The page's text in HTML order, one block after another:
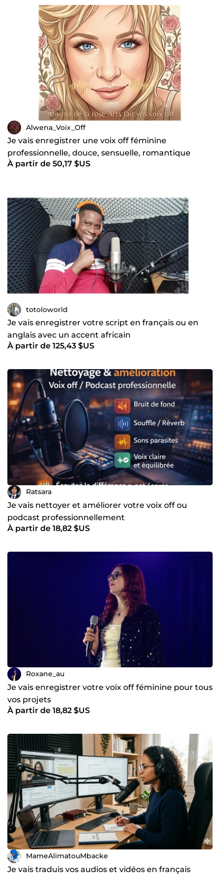
Alwena_Voix_Off
Je vais enregistrer une voix off féminine
professionnelle, douce, sensuelle, romantique
À partir de 50,17 $US
totoloworld
Je vais enregistrer votre script en français ou en
anglais avec un accent africain
À partir de 125,43 $US
Ratsara
Je vais nettoyer et améliorer votre voix off ou
podcast professionnellement
À partir de 18,82 $US
Roxane_au
Je vais enregistrer votre voix off féminine pour tous
vos projets
À partir de 18,82 $US
MameAlimatouMbacke
Je vais traduis vos audios et vidéos en français